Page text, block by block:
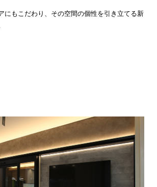
にもこだわり、その空間の個性を引き立てる新